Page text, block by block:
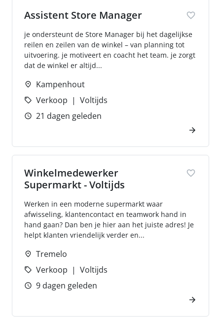
Assistent Store Manager
je ondersteunt de Store Manager bij het dagelijkse
reilen en zeilen van de winkel – van planning tot
uitvoering. je motiveert en coacht het team. je zorgt
dat de winkel er altijd...
Kampenhout
Verkoop
Voltijds
21 dagen geleden
Winkelmedewerker
Supermarkt - Voltijds
Werken in een moderne supermarkt waar
afwisseling, klantencontact en teamwork hand in
hand gaan? Dan ben je hier aan het juiste adres! Je
helpt klanten vriendelijk verder en...
Tremelo
Verkoop
Voltijds
9 dagen geleden